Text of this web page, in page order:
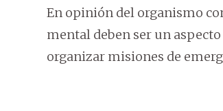
En opinión del organismo
mental deben ser un
organizar misiones de